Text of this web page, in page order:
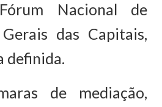
Nacional de
das Capitais,
definida.
de mediação,